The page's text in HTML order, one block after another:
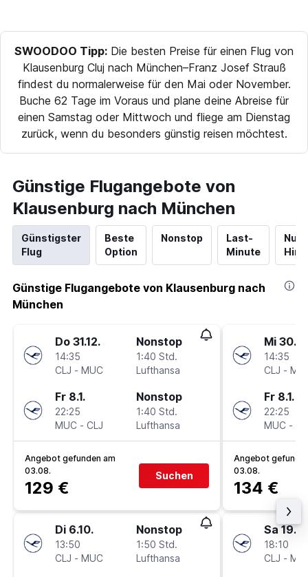
SWOODOO Tipp: Die besten Preise für einen Flug von
Klausenburg Cluj nach München–Franz Josef Strauß
findest du normalerweise für den Mai oder November.
Buche 62 Tage im Voraus und plane deine Abreise für
einen Samstag oder Mittwoch und fliege am Dienstag
zurück, wenn du besonders günstig reisen möchtest.
Günstige Flugangebote von
Klausenburg nach München
Günstigster
Flug
Beste
Option
Nonstop
Last-
Minute
Nur
Günstige Flugangebote von Klausenburg nach
München
Do 31.12.
14:35
CLJ - MUC
Nonstop
1:40 Std.
Lufthansa
Fr 8.1.
22:25
MUC - CLJ
Nonstop
1:40 Std.
Lufthansa
Angebot gefunden am
03.08.
129 €
Suchen
Di 6.10.
13:50
CLJ - MUC
Nonstop
1:50 Std.
Lufthansa
Mi
14:35
CLJ -
Fr 8.1.
22:25
MUC -
Angebot
03.08.
134 €
Sa 19.9.
18:10
CLJ -